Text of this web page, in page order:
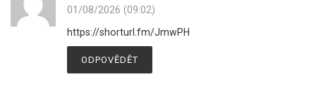
01/08/2026 (09:02)
https://shorturl.fm/JmwPH
ODPOVĚDĚT